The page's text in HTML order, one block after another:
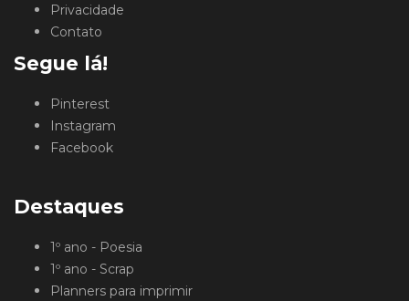
Privacidade
Contato
Segue lá!
Pinterest
Instagram
Facebook
Destaques
1º ano - Poesia
1º ano - Scrap
Planners para imprimir